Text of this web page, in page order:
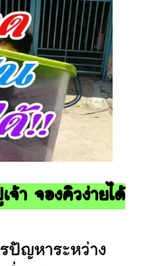
า จองคิวง่ายได้
ญหาระหว่าง